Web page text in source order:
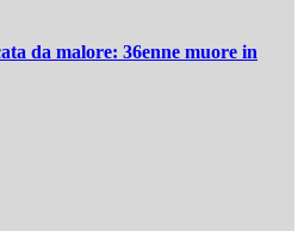
da malore: 36enne muore in